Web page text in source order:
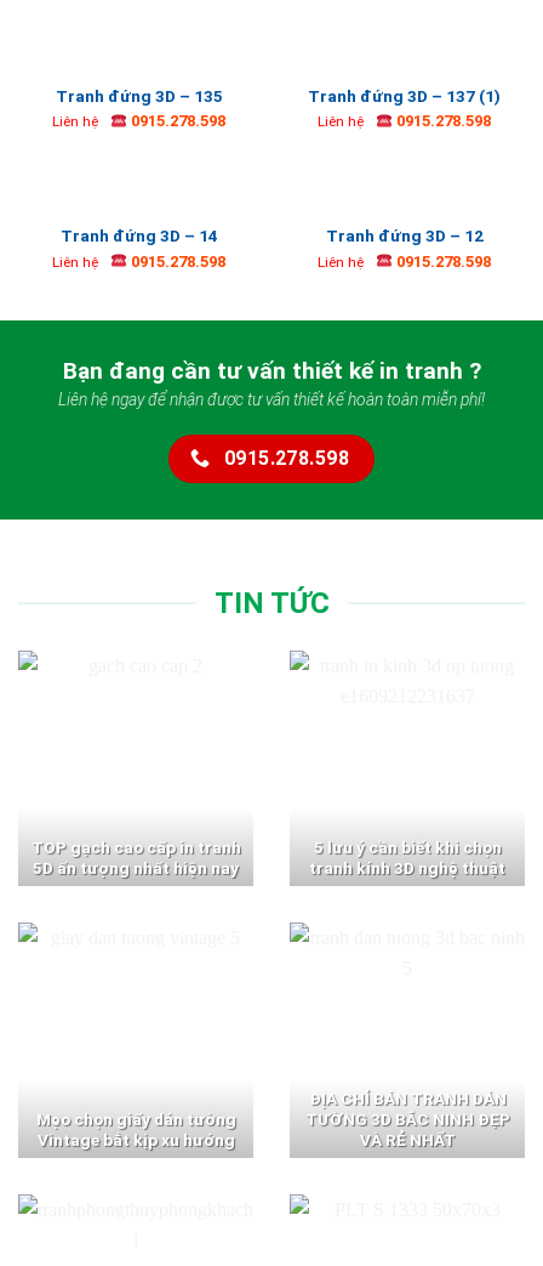
Tranh đứng 3D – 135
Liên hệ 0915.278.598
Tranh đứng 3D – 137 (1)
Liên hệ 0915.278.598
Tranh đứng 3D – 14
Liên hệ 0915.278.598
Tranh đứng 3D – 12
Liên hệ 0915.278.598
Bạn đang cần tư vấn thiết kế in tranh ?
Liên hệ ngay để nhận được tư vấn thiết kế hoàn toàn miễn phí!
0915.278.598
TIN TỨC
TOP gạch cao cấp in tranh
5D ấn tượng nhất hiện nay
5 lưu ý cần biết khi chọn
tranh kính 3D nghệ thuật
Mẹo chọn giấy dán tường
Vintage bắt kịp xu hướng
ĐỊA CHỈ BÁN TRANH DÁN
TƯỜNG 3D BẮC NINH ĐẸP
VÀ RẺ NHẤT